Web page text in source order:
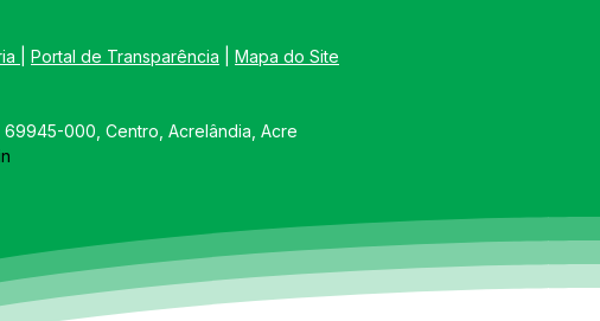
Portal de Transparência Mapa do Site
69945-000, Centro, Acrelândia, Acre